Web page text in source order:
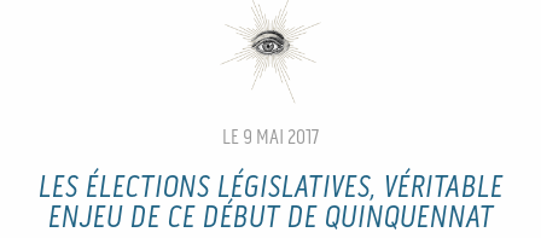
LE 9 MAI 2017
LES ÉLECTIONS LÉGISLATIVES, VÉRITABLE
ENJEU DE CE DÉBUT DE QUINQUENNAT